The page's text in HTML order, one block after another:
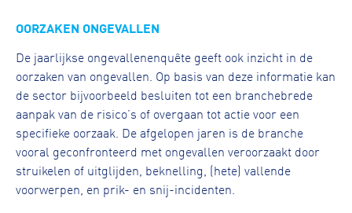
OORZAKEN ONGEVALLEN
De jaarlijkse ongevallenenquête geeft ook inzicht in de
oorzaken van ongevallen. Op basis van deze informatie kan
de sector bijvoorbeeld besluiten tot een branchebrede
aanpak van de risico’s of overgaan tot actie voor een
specifieke oorzaak. De afgelopen jaren is de branche
vooral geconfronteerd met ongevallen veroorzaakt door
struikelen of uitglijden, beknelling, (hete) vallende
voorwerpen, en prik- en snij-incidenten.